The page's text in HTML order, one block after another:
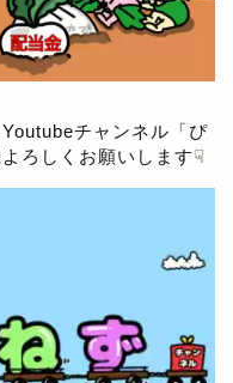
チャンネル「ぴ
ろしくお願いします☟